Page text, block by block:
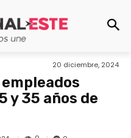
20 diciembre, 2024
y 35 años de